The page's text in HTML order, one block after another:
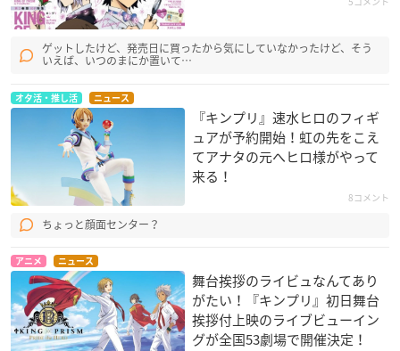
ゲットしたけど、発売日に買ったから気にしていなかったけど、そう
いえば、いつのまにか置いて…
オタ活・推し活 ニュース
『キンプリ』速水ヒロのフィギ
ュアが予約開始！虹の先をこえ
てアナタの元へヒロ様がやって
来る！
8コメント
ちょっと顔面センター？
アニメ ニュース
舞台挨拶のライビュなんてあり
がたい！『キンプリ』初日舞台
挨拶付上映のライブビューイン
グが全国53劇場で開催決定！